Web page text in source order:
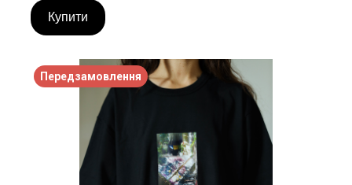
Купити
Передзамовлення